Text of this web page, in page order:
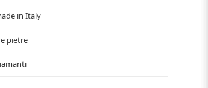
in Italy
pietre